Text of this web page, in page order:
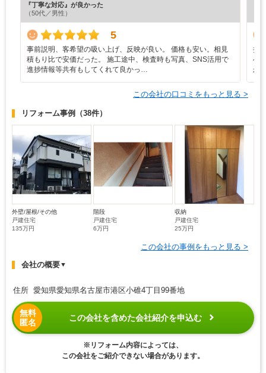
『丁寧な対応』が良かった
（50代／男性）
5
事前説明、客希望の吸い上げ、反映が良い。 価格も安い。相見
積もり比で安価だった。 施工途中、検査時も写真、SNS活用で
進捗情報等共有もしてくれて良かっ…
担
へ
か
この会社の口コミをもっと見る >
リフォーム事例 （38件）
外壁/屋根/その他
戸建住宅
135万円
階段
戸建住宅
6万円
収納
戸建住宅
25万円
この会社の事例をもっと見る >
会社の概要▼
住所 愛知県愛知県名古屋市港区小碓4丁目99番地
無料
匿名
この会社を含めた会社紹介を申込む
※リフォーム内容によっては、
この会社をご紹介できない場合があります。